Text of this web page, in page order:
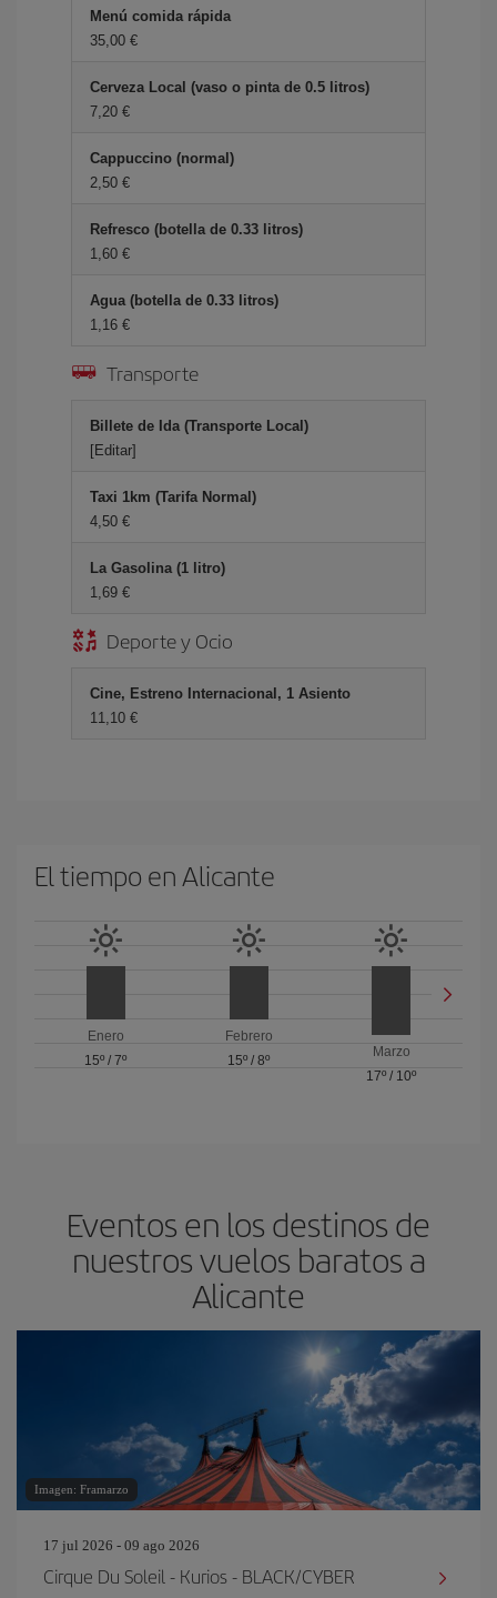
Menú comida rápida
35,00 €
Cerveza Local (vaso o pinta de 0.5 litros)
7,20 €
Cappuccino (normal)
2,50 €
Refresco (botella de 0.33 litros)
1,60 €
Agua (botella de 0.33 litros)
1,16 €
Transporte
Billete de Ida (Transporte Local)
[Editar]
Taxi 1km (Tarifa Normal)
4,50 €
La Gasolina (1 litro)
1,69 €
Deporte y Ocio
Cine, Estreno Internacional, 1 Asiento
11,10 €
El tiempo en Alicante
Enero
15º /7º
Febrero
15º / 8º
Marzo
17º / 10º
Eventos en los destinos de
nuestros vuelos baratos a
Alicante
Imagen: Framarzo
17 jul 2026 - 09 ago 2026
Cirque Du Soleil - Kurios - BLACK/CYBER